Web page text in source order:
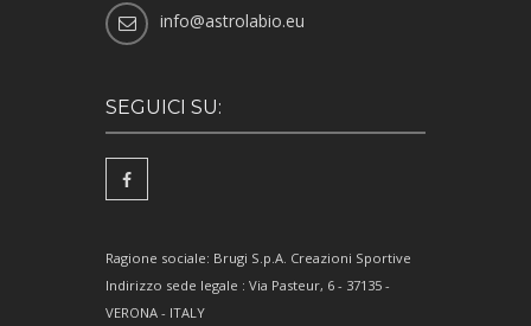
info@astrolabio.eu
SEGUICI SU:
Ragione sociale: Brugi S.p.A. Creazioni Sportive
Indirizzo sede legale : Via Pasteur, 6 - 37135 -
VERONA - ITALY